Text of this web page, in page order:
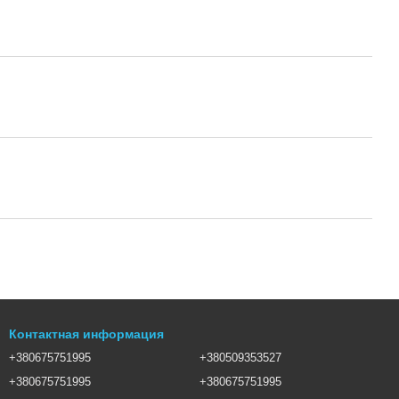
Контактная информация
+380675751995
+380675751995
+380509353527
+380675751995